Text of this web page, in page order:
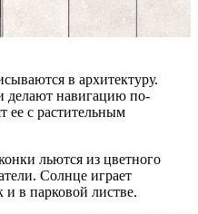
в архитектуру.
делают навигацию по-
ее с растительным
льются из цветного
Солнце играет
и в парковой листве.